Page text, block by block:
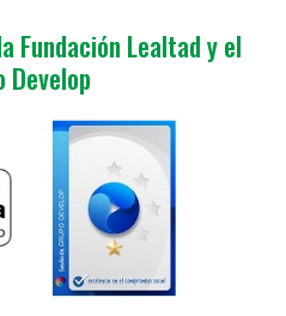
Fundación Lealtad y el
Develop